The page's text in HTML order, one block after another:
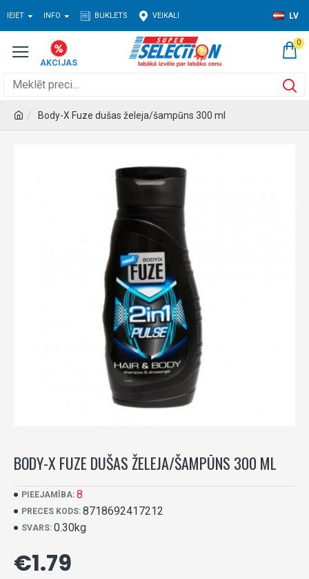
IEIET INFO BUKLETS VEIKALI LV
0
Body-X Fuze dušas želeja/šampūns 300 ml
BODY-X FUZE DUŠAS ŽELEJA/ŠAMPŪNS 300 ML
PIEEJAMĪBA: 8
PRECES KODS: 8718692417212
SVARS: 0.30kg
€1.79